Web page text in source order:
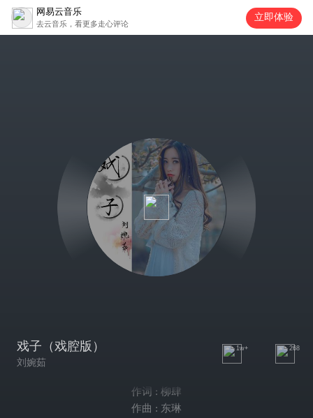
网易云音乐
去云音乐，看更多走心评论
立即体验
戏子（戏腔版）
刘婉茹
1w+ 268
作词 : 柳肆
作曲 : 东琳